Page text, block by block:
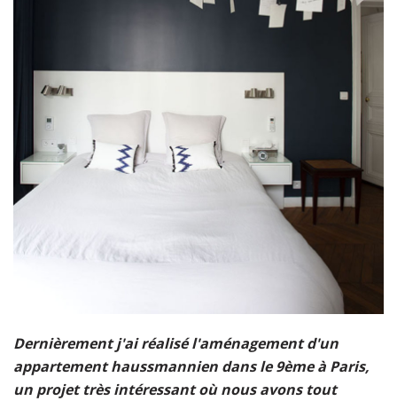
Dernièrement j'ai réalisé l'aménagement d'un
appartement haussmannien dans le 9ème à Paris,
un projet très intéressant où nous avons tout